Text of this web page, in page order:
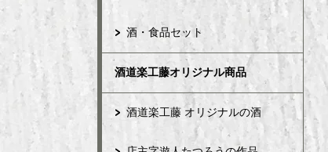
酒・食品セット
酒道楽工藤オリジナル商品
酒道楽工藤 オリジナルの酒